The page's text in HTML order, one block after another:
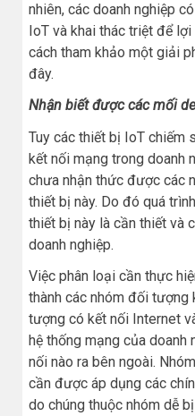
nhiên, các doanh nghiệp
IoT và khai thác triệt để
cách tham khảo một giải
đây.
Nhận biết được các mối
Tuy các thiết bị IoT chiếm
kết nối mạng trong doanh
chưa nhận thức được các
thiết bị này. Do đó quá
thiết bị này là cần thiết và
doanh nghiệp.
Việc phân loại cần thực
thành các nhóm đối tượng
tượng có kết nối Internet
hệ thống mạng của doanh
nối nào ra bên ngoài.
cần được áp dụng các
do chúng thuộc nhóm dễ